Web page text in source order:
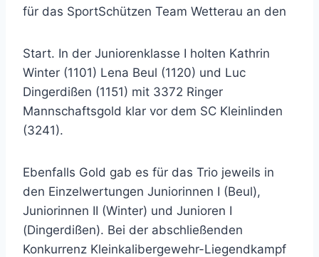
für das SportSchützen Team Wetterau an den
Start. In der Juniorenklasse I holten Kathrin
Winter (1101) Lena Beul (1120) und Luc
Dingerdißen (1151) mit 3372 Ringer
Mannschaftsgold klar vor dem SC Kleinlinden
(3241).
Ebenfalls Gold gab es für das Trio jeweils in
den Einzelwertungen Juniorinnen I (Beul),
Juniorinnen II (Winter) und Junioren I
(Dingerdißen). Bei der abschließenden
Konkurrenz Kleinkalibergewehr-Liegendkampf